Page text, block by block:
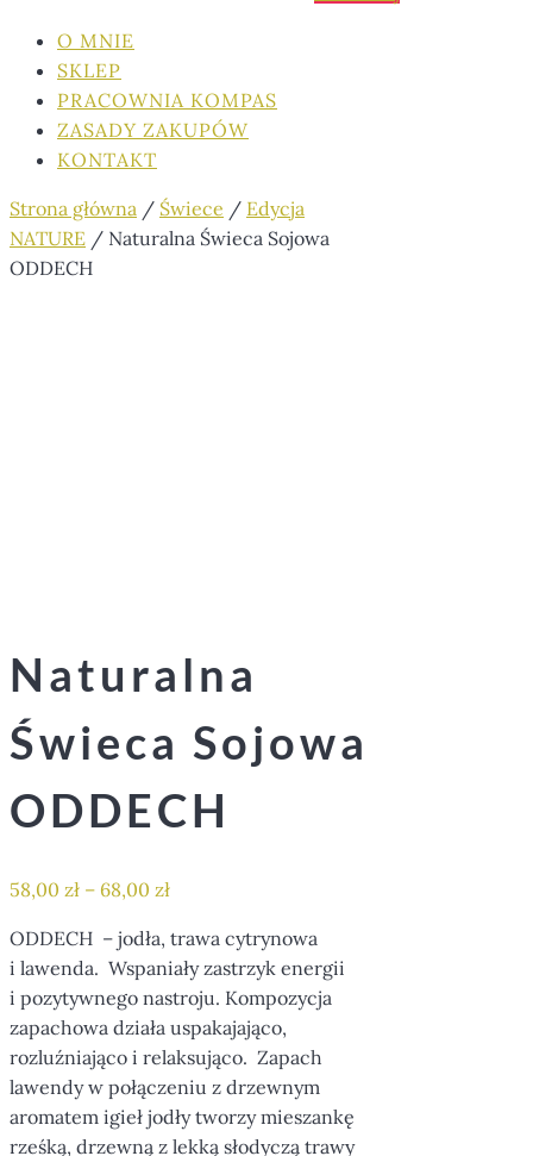
O MNIE
SKLEP
PRACOWNIA KOMPAS
ZASADY ZAKUPÓW
KONTAKT
Strona główna / Świece / Edycja
NATURE / Naturalna Świeca Sojowa
ODDECH
Naturalna
Świeca Sojowa
ODDECH
58,00 zł – 68,00 zł
ODDECH – jodła, trawa cytrynowa
i lawenda. Wspaniały zastrzyk energii
i pozytywnego nastroju. Kompozycja
zapachowa działa uspakajająco,
rozluźniająco i relaksująco. Zapach
lawendy w połączeniu z drzewnym
aromatem igieł jodły tworzy mieszankę
rześką, drzewną z lekką słodyczą trawy